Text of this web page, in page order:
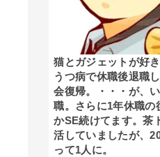
猫とガジェットが好
うつ病で休職後退職
会復帰。・・・が、
職。さらに1年休職の
かSE続けてます。茶
活していましたが、
って1人に。